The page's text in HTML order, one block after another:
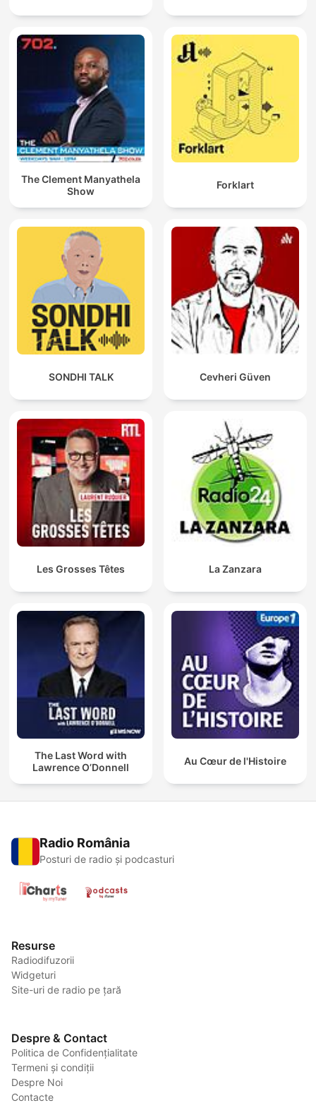
The Clement Manyathela
Show
Forklart
SONDHI TALK Cevheri Güven
Les Grosses Têtes La Zanzara
The Last Word with
Lawrence O’Donnell
Au Cœur de l'Histoire
Radio România
Posturi de radio și podcasturi
Resurse
Radiodifuzorii
Widgeturi
Site-uri de radio pe țară
Despre & Contact
Politica de Confidențialitate
Termeni și condiții
Despre Noi
Contacte